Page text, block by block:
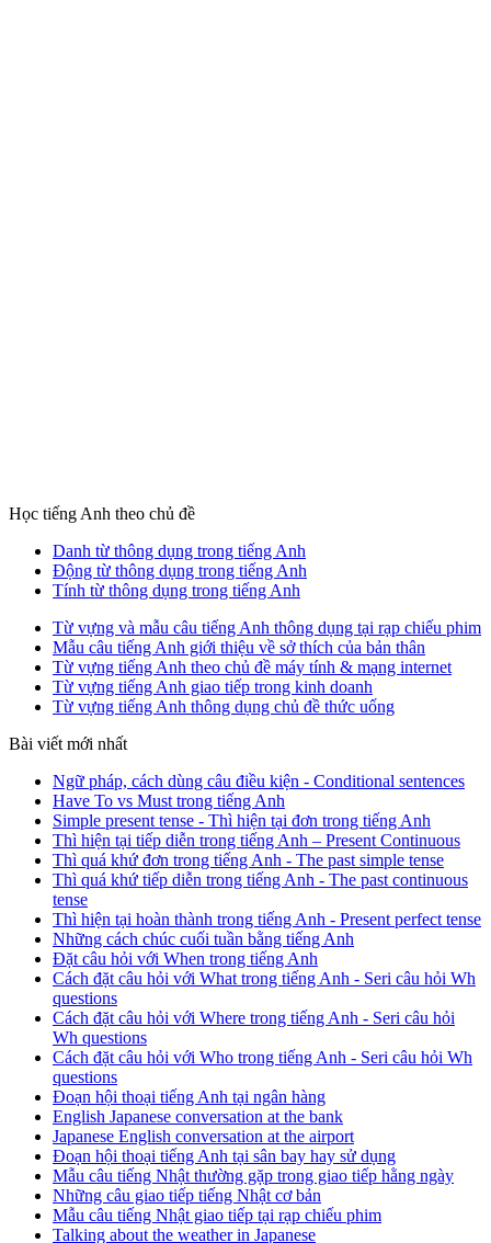
Học tiếng Anh theo chủ đề
Danh từ thông dụng trong tiếng Anh
Động từ thông dụng trong tiếng Anh
Tính từ thông dụng trong tiếng Anh
Từ vựng và mẫu câu tiếng Anh thông dụng tại rạp chiếu phim
Mẫu câu tiếng Anh giới thiệu về sở thích của bản thân
Từ vựng tiếng Anh theo chủ đề máy tính & mạng internet
Từ vựng tiếng Anh giao tiếp trong kinh doanh
Từ vựng tiếng Anh thông dụng chủ đề thức uống
Bài viết mới nhất
Ngữ pháp, cách dùng câu điều kiện - Conditional sentences
Have To vs Must trong tiếng Anh
Simple present tense - Thì hiện tại đơn trong tiếng Anh
Thì hiện tại tiếp diễn trong tiếng Anh – Present Continuous
Thì quá khứ đơn trong tiếng Anh - The past simple tense
Thì quá khứ tiếp diễn trong tiếng Anh - The past continuous
tense
Thì hiện tại hoàn thành trong tiếng Anh - Present perfect tense
Những cách chúc cuối tuần bằng tiếng Anh
Đặt câu hỏi với When trong tiếng Anh
Cách đặt câu hỏi với What trong tiếng Anh - Seri câu hỏi Wh
questions
Cách đặt câu hỏi với Where trong tiếng Anh - Seri câu hỏi
Wh questions
Cách đặt câu hỏi với Who trong tiếng Anh - Seri câu hỏi Wh
questions
Đoạn hội thoại tiếng Anh tại ngân hàng
English Japanese conversation at the bank
Japanese English conversation at the airport
Đoạn hội thoại tiếng Anh tại sân bay hay sử dụng
Mẫu câu tiếng Nhật thường gặp trong giao tiếp hằng ngày
Những câu giao tiếp tiếng Nhật cơ bản
Mẫu câu tiếng Nhật giao tiếp tại rạp chiếu phim
Talking about the weather in Japanese